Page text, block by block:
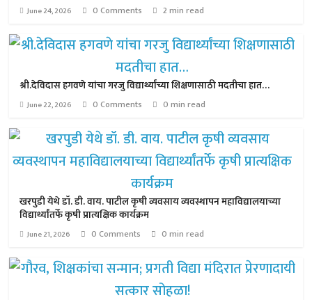
June 24, 2026 0 Comments 2 min read
श्री.देविदास हगवणे यांचा गरजु विद्यार्थ्यांच्या शिक्षणासाठी मदतीचा हात…
June 22, 2026 0 Comments 0 min read
खरपुडी येथे डॉ. डी. वाय. पाटील कृषी व्यवसाय व्यवस्थापन महाविद्यालयाच्या
विद्यार्थ्यांतर्फे कृषी प्रात्यक्षिक कार्यक्रम
June 21, 2026 0 Comments 0 min read